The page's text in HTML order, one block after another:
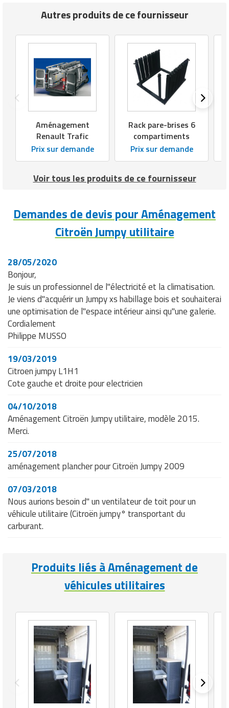
Rôtisserie professionnelle
Sautause professionnelle
Table de cuisson professionnelle
Tables de préparation réfrigérées
Ustensile de cuisine
Vaisselle restaurant
Vitrines réfrigérées
Autres produits de ce fournisseur
Aménagement
Renault Trafic
Prix sur demande
Rack pare-brises 6
compartiments
Prix sur demande
Voir tous les produits de ce fournisseur
Demandes de devis pour Aménagement
Citroën Jumpy utilitaire
28/05/2020
Bonjour,
Je suis un professionnel de l"électricité et la climatisation.
Je viens d"acquérir un Jumpy xs habillage bois et souhaiterai
une optimisation de l"espace intérieur ainsi qu"une galerie.
Cordialement
Philippe MUSSO
19/03/2019
Citroen jumpy L1H1
Cote gauche et droite pour electricien
04/10/2018
Aménagement Citroën Jumpy utilitaire, modèle 2015.
Merci.
25/07/2018
aménagement plancher pour Citroën Jumpy 2009
07/03/2018
Nous aurions besoin d" un ventilateur de toit pour un
véhicule utilitaire (Citroën jumpy° transportant du
carburant.
Produits liés à Aménagement de
véhicules utilitaires